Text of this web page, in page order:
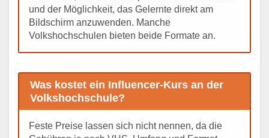
und der Möglichkeit, das Gelernte direkt am
Bildschirm anzuwenden. Manche
Volkshochschulen bieten beide Formate an.
Was kostet ein Influencer-Kurs an der
Volkshochschule?
Feste Preise lassen sich nicht nennen, da die